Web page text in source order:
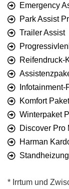
Emergency
Park Assist
Trailer Assist
Reifendruck-
Komfort
Winterpaket
Discover Pro
Harman
Standheizung
* Irrtum und